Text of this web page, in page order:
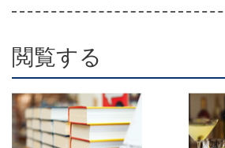
閲覧する